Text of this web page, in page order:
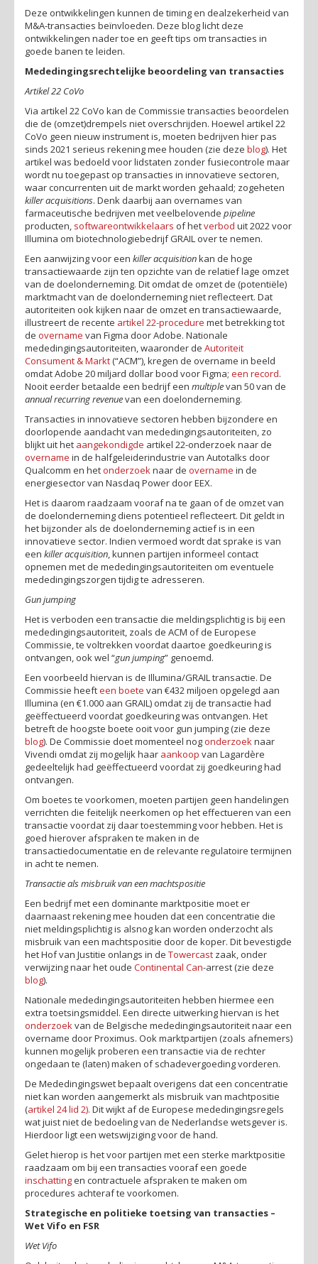
Deze ontwikkelingen kunnen de timing en dealzekerheid van
M&A-transacties beïnvloeden. Deze blog licht deze
ontwikkelingen nader toe en geeft tips om transacties in
goede banen te leiden.
Mededingingsrechtelijke beoordeling van transacties
Artikel 22 CoVo
Via artikel 22 CoVo kan de Commissie transacties beoordelen
die de (omzet)drempels niet overschrijden. Hoewel artikel 22
CoVo geen nieuw instrument is, moeten bedrijven hier pas
sinds 2021 serieus rekening mee houden (zie deze blog). Het
artikel was bedoeld voor lidstaten zonder fusiecontrole maar
wordt nu toegepast op transacties in innovatieve sectoren,
waar concurrenten uit de markt worden gehaald; zogeheten
killer acquisitions. Denk daarbij aan overnames van
farmaceutische bedrijven met veelbelovende pipeline
producten, softwareontwikkelaars of hetverbod uit 2022 voor
Illumina om biotechnologiebedrijf GRAIL over te nemen.
Een aanwijzing voor een killer acquisitionkan de hoge
transactiewaarde zijn ten opzichte van de relatief lage omzet
van de doelonderneming. Dit omdat de omzet de (potentiële)
marktmacht van de doelonderneming niet reflecteert. Dat
autoriteiten ook kijken naar de omzet en transactiewaarde,
illustreert de recente artikel 22-procedure met betrekking tot
de overname van Figma door Adobe. Nationale
mededingingsautoriteiten, waaronder de Autoriteit
Consument & Markt(“ACM”), kregen de overname in beeld
omdat Adobe 20 miljard dollar bood voor Figma; een record.
Nooit eerder betaalde een bedrijf een multiplevan 50 van de
annual recurring revenuevan een doelonderneming.
Transacties in innovatieve sectoren hebben bijzondere en
doorlopende aandacht van mededingingsautoriteiten, zo
blijkt uit het aangekondigde artikel 22-onderzoek naar de
overname in de halfgeleiderindustrie van Autotalks door
Qualcomm en hetonderzoek naar de overname in de
energiesector van Nasdaq Power door EEX.
Het is daarom raadzaam vooraf na te gaan of de omzet van
de doelonderneming diens potentieel reflecteert. Dit geldt in
het bijzonder als de doelonderneming actief is in een
innovatieve sector. Indien vermoed wordt dat sprake is van
een killer acquisition , kunnen partijen informeel contact
opnemen met de mededingingsautoriteiten om eventuele
mededingingszorgen tijdig te adresseren.
Gun jumping
Het is verboden een transactie die meldingsplichtig is bij een
mededingingsautoriteit, zoals de ACM of de Europese
Commissie, te voltrekken voordat daartoe goedkeuring is
ontvangen, ook wel “gun jumping” genoemd.
Een voorbeeld hiervan is de Illumina/GRAIL transactie. De
Commissie heefteen boete van €432 miljoen opgelegd aan
Illumina (en €1.000 aan GRAIL) omdat zij de transactie had
geëffectueerd voordat goedkeuring was ontvangen. Het
betreft de hoogste boete ooit voor gun jumping (zie deze
blog). De Commissie doet momenteel nogonderzoek naar
Vivendi omdat zij mogelijk haar aankoop van Lagardère
gedeeltelijk had geëffectueerd voordat zij goedkeuring had
ontvangen.
Om boetes te voorkomen, moeten partijen geen handelingen
verrichten die feitelijk neerkomen op het effectueren van een
transactie voordat zij daar toestemming voor hebben. Het is
goed hierover afspraken te maken in de
transactiedocumentatie en de relevante regulatoire termijnen
in acht te nemen.
Transactie als misbruik van een machtspositie
Een bedrijf met een dominante marktpositie moet er
daarnaast rekening mee houden dat een concentratie die
niet meldingsplichtig is alsnog kan worden onderzocht als
misbruik van een machtspositie door de koper. Dit bevestigde
het Hof van Justitie onlangs in de Towercast zaak, onder
verwijzing naar het oude Continental Can-arrest (zie deze
blog).
Nationale mededingingsautoriteiten hebben hiermee een
extra toetsingsmiddel. Een directe uitwerking hiervan is het
onderzoek van de Belgische mededingingsautoriteitnaar een
overname door Proximus. Ook marktpartijen (zoals afnemers)
kunnen mogelijk proberen een transactie via de rechter
ongedaan te (laten) maken of schadevergoeding vorderen.
De Mededingingswet bepaalt overigens dat een concentratie
niet kan worden aangemerkt als misbruik van machtpositie
(artikel 24 lid 2). Dit wijkt af de Europese mededingingsregels
wat juist niet de bedoeling van de Nederlandse wetsgever is.
Hierdoor ligt een wetswijziging voor de hand.
Gelet hierop is het voor partijen met een sterke marktpositie
raadzaam om bij een transacties vooraf een goede
inschattingen contractuele afspraken te maken om
procedures achteraf te voorkomen.
Strategische en politieke toetsing van transacties –
Wet Vifo en FSR
Wet Vifo